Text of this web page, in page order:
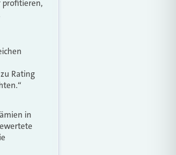
profitieren,
Rating
in